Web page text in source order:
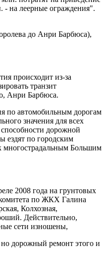
- на леерные ограждения".
до Анри Барбюса),
происходит из-за
транзит
Анри Барбюса.
по автомобильным дорогам
значения для всех
дорожной
ездят по городским
многострадальным Большим
2008 года на грунтовых
по ЖКХ Галина
Колхозная,
Действительно,
сети изношены,
но дорожный ремонт этого и